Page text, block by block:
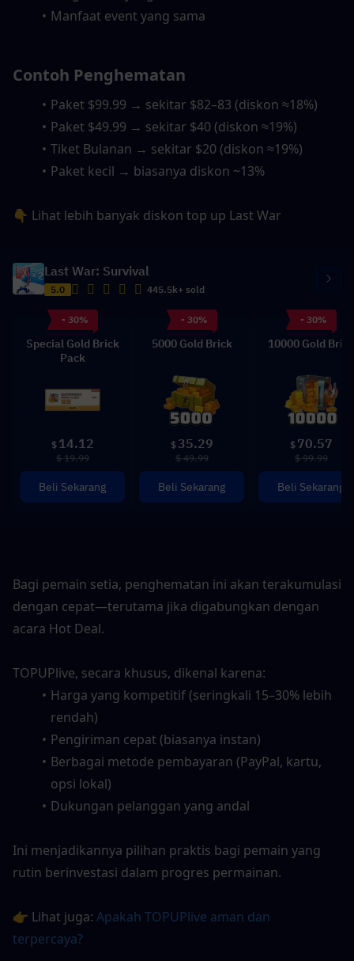
Manfaat event yang sama
Contoh Penghematan
Paket $99.99 → sekitar $82–83 (diskon ≈18%)
Paket $49.99 → sekitar $40 (diskon ≈19%)
Tiket Bulanan → sekitar $20 (diskon ≈19%)
Paket kecil → biasanya diskon ~13%
👇 Lihat lebih banyak diskon top up Last War
Last War: Survival
5.0 445.5k+ sold
- 30%
Special Gold Brick
Pack
$ 14.12
$ 19.99
Beli Sekarang
- 30%
5000 Gold Brick
$ 35.29
$ 49.99
Beli Sekarang
- 30%
10000 Gold Brick
$ 70.57
$ 99.99
Beli Sekarang
Bagi pemain setia, penghematan ini akan terakumulasi
dengan cepat—terutama jika digabungkan dengan
acara Hot Deal.
TOPUPlive, secara khusus, dikenal karena:
Harga yang kompetitif (seringkali 15–30% lebih
rendah)
Pengiriman cepat (biasanya instan)
Berbagai metode pembayaran (PayPal, kartu,
opsi lokal)
Dukungan pelanggan yang andal
Ini menjadikannya pilihan praktis bagi pemain yang
rutin berinvestasi dalam progres permainan.
👉 Lihat juga: Apakah TOPUPlive aman dan
terpercaya?